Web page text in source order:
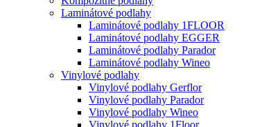
Laminátové podlahy
Laminátové podlahy 1FLOOR
Laminátové podlahy EGGER
Laminátové podlahy Parador
Laminátové podlahy Wineo
Vinylové podlahy
Vinylové podlahy Gerflor
Vinylové podlahy Parador
Vinylové podlahy Wineo
Vinylové podlahy 1Floor